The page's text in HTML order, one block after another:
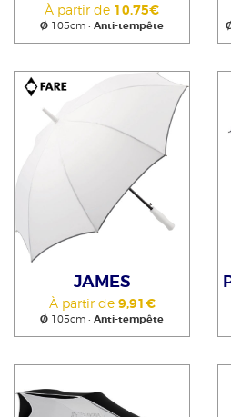
À partir de 10,75€
Ø 105cm • Anti-tempête
JAMES
À partir de 9,91€
Ø 105cm • Anti-tempête